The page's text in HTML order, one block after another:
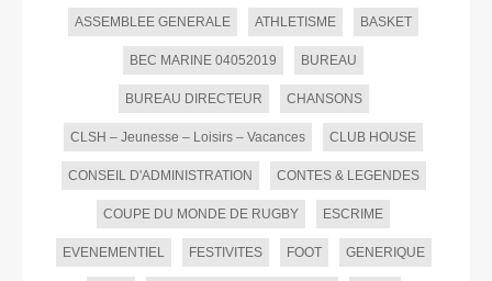
ASSEMBLEE GENERALE ATHLETISME BASKET
BEC MARINE 04052019 BUREAU
BUREAU DIRECTEUR CHANSONS
CLSH – Jeunesse – Loisirs – Vacances CLUB HOUSE
CONSEIL D'ADMINISTRATION CONTES & LEGENDES
COUPE DU MONDE DE RUGBY ESCRIME
EVENEMENTIEL FESTIVITES FOOT GENERIQUE